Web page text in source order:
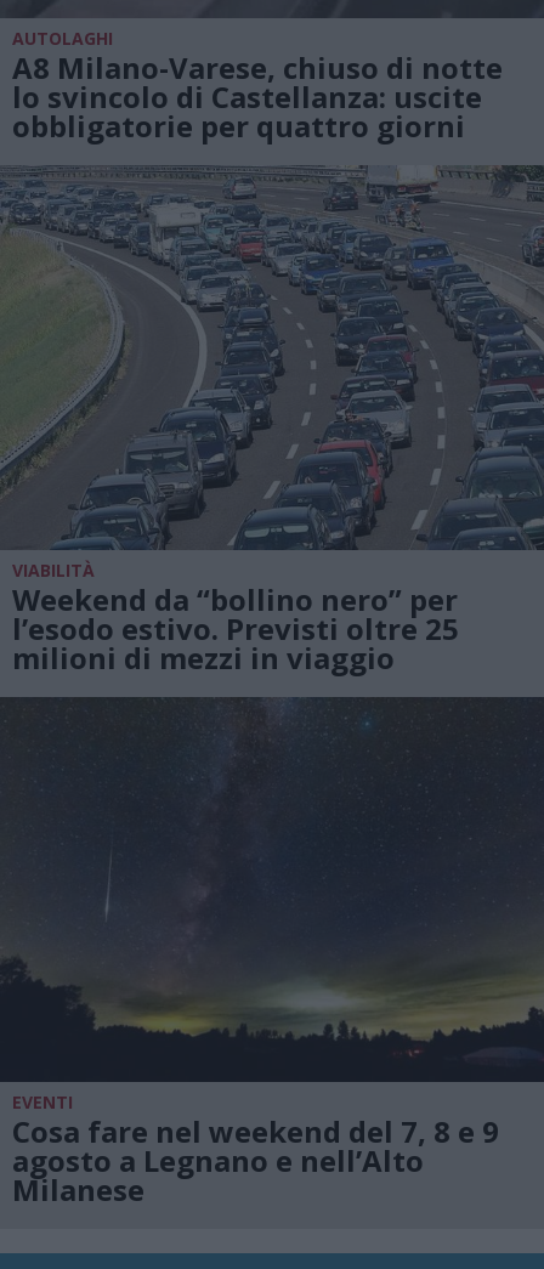
AUTOLAGHI
A8 Milano-Varese, chiuso di notte
lo svincolo di Castellanza: uscite
obbligatorie per quattro giorni
VIABILITÀ
Weekend da “bollino nero” per
l’esodo estivo. Previsti oltre 25
milioni di mezzi in viaggio
EVENTI
Cosa fare nel weekend del 7, 8 e 9
agosto a Legnano e nell’Alto
Milanese